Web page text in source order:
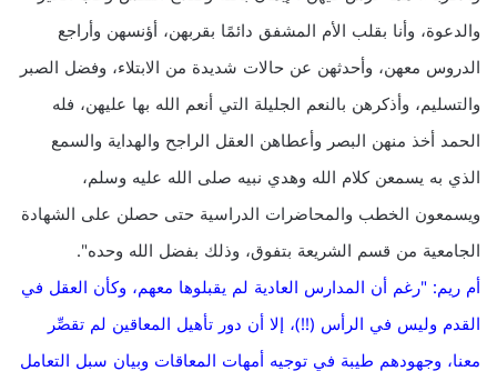
والدعوة، وأنا بقلب الأم المشفق دائمًا بقربهن، أؤنسهن وأراجع
الدروس معهن، وأحدثهن عن حالات شديدة من الابتلاء، وفضل الصبر
والتسليم، وأذكرهن بالنعم الجليلة التي أنعم الله بها عليهن، فله
الحمد أخذ منهن البصر وأعطاهن العقل الراجح والهداية والسمع
الذي به يسمعن كلام الله وهدي نبيه صلى الله عليه وسلم،
ويسمعون الخطب والمحاضرات الدراسية حتى حصلن على الشهادة
الجامعية من قسم الشريعة بتفوق، وذلك بفضل الله وحده".
أم ريم: "رغم أن المدارس العادية لم يقبلوها معهم، وكأن العقل في
القدم وليس في الرأس (!!)، إلا أن دور تأهيل المعاقين لم تقصِّر
معنا، وجهودهم طيبة في توجيه أمهات المعاقات وبيان سبل التعامل